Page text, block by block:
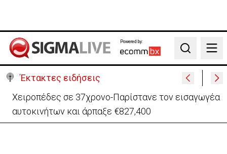
Powered by:
Search
Έκτακτες ειδήσεις
Χειροπέδες σε 37χρονο-Παρίστανε τον εισαγωγέα
αυτοκινήτων και άρπαξε €827,400